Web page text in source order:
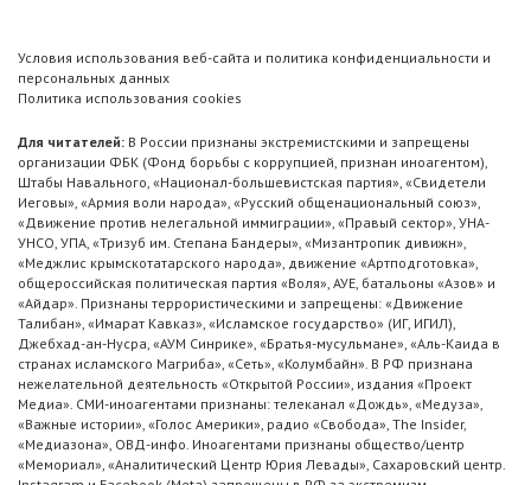
Условия использования веб-сайта и политика конфиденциальности и
персональных данных
Политика использования cookies
Для читателей: В России признаны экстремистскими и запрещены
организации ФБК (Фонд борьбы с коррупцией, признан иноагентом),
Штабы Навального, «Национал-большевистская партия», «Свидетели
Иеговы», «Армия воли народа», «Русский общенациональный союз»,
«Движение против нелегальной иммиграции», «Правый сектор», УНА-
УНСО, УПА, «Тризуб им. Степана Бандеры», «Мизантропик дивижн»,
«Меджлис крымскотатарского народа», движение «Артподготовка»,
общероссийская политическая партия «Воля», АУЕ, батальоны «Азов» и
«Айдар». Признаны террористическими и запрещены: «Движение
Талибан», «Имарат Кавказ», «Исламское государство» (ИГ, ИГИЛ),
Джебхад-ан-Нусра, «АУМ Синрике», «Братья-мусульмане», «Аль-Каида в
странах исламского Магриба», «Сеть», «Колумбайн». В РФ признана
нежелательной деятельность «Открытой России», издания «Проект
Медиа». СМИ-иноагентами признаны: телеканал «Дождь», «Медуза»,
«Важные истории», «Голос Америки», радио «Свобода», The Insider,
«Медиазона», ОВД-инфо. Иноагентами признаны общество/центр
«Мемориал», «Аналитический Центр Юрия Левады», Сахаровский центр.